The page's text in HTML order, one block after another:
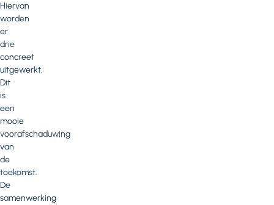
Hiervan
worden
er
drie
concreet
uitgewerkt.
Dit
is
een
mooie
voorafschaduwing
van
de
toekomst.
De
samenwerking